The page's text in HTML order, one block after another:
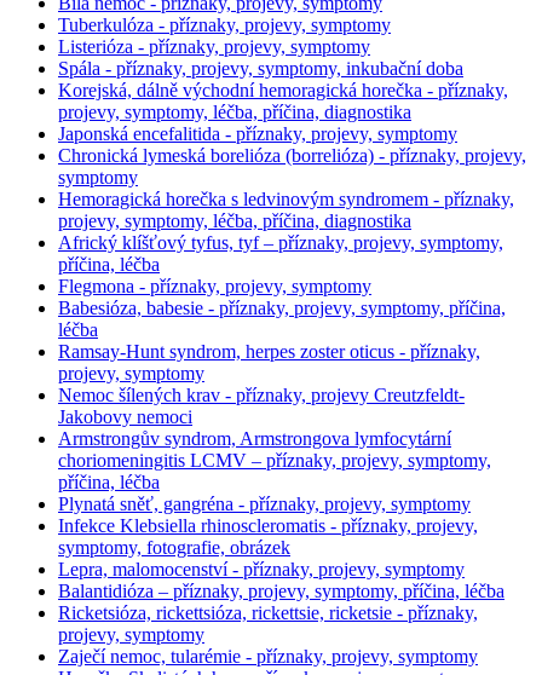
Tuberkulóza - příznaky, projevy, symptomy
Listerióza - příznaky, projevy, symptomy
Spála - příznaky, projevy, symptomy, inkubační doba
Korejská, dálně východní hemoragická horečka - příznaky,
projevy, symptomy, léčba, příčina, diagnostika
Japonská encefalitida - příznaky, projevy, symptomy
Chronická lymeská borelióza (borrelióza) - příznaky, projevy,
symptomy
Hemoragická horečka s ledvinovým syndromem - příznaky,
projevy, symptomy, léčba, příčina, diagnostika
Africký klíšťový tyfus, tyf – příznaky, projevy, symptomy,
příčina, léčba
Flegmona - příznaky, projevy, symptomy
Babesióza, babesie - příznaky, projevy, symptomy, příčina,
léčba
Ramsay-Hunt syndrom, herpes zoster oticus - příznaky,
projevy, symptomy
Nemoc šílených krav - příznaky, projevy Creutzfeldt-
Jakobovy nemoci
Armstrongův syndrom, Armstrongova lymfocytární
choriomeningitis LCMV – příznaky, projevy, symptomy,
příčina, léčba
Plynatá sněť, gangréna - příznaky, projevy, symptomy
Infekce Klebsiella rhinoscleromatis - příznaky, projevy,
symptomy, fotografie, obrázek
Lepra, malomocenství - příznaky, projevy, symptomy
Balantidióza – příznaky, projevy, symptomy, příčina, léčba
Ricketsióza, rickettsióza, rickettsie, ricketsie - příznaky,
projevy, symptomy
Zaječí nemoc, tularémie - příznaky, projevy, symptomy